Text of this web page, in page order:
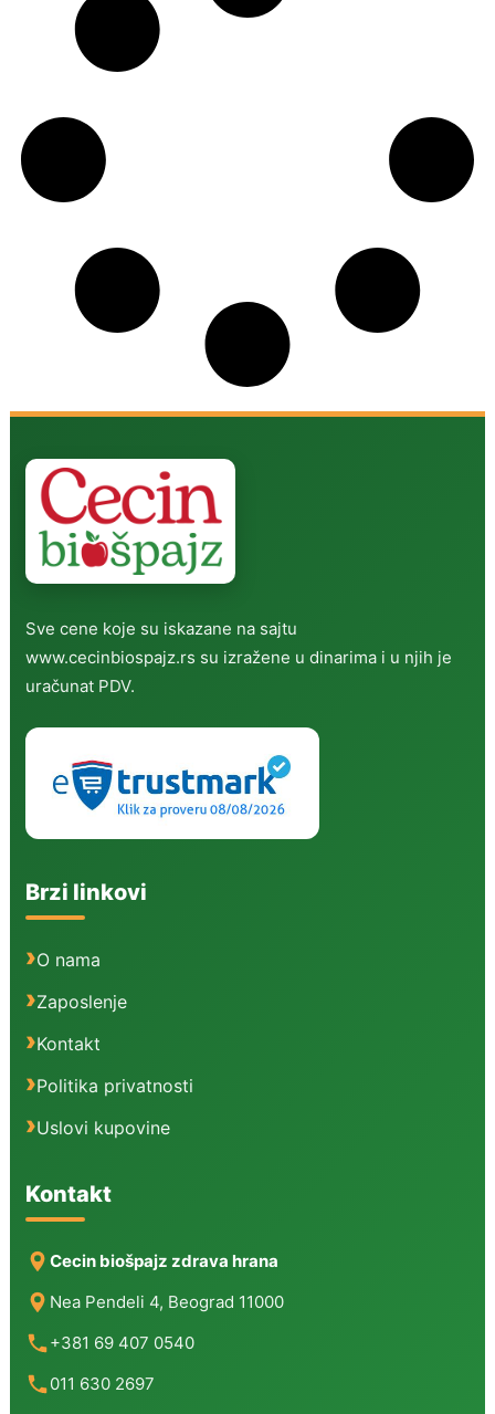
Sve cene koje su iskazane na sajtu
www.cecinbiospajz.rs su izražene u dinarima i u njih je
uračunat PDV.
Brzi linkovi
O nama
Zaposlenje
Kontakt
Politika privatnosti
Uslovi kupovine
Kontakt
Cecin biošpajz zdrava hrana
Nea Pendeli 4, Beograd 11000
+381 69 407 0540
011 630 2697